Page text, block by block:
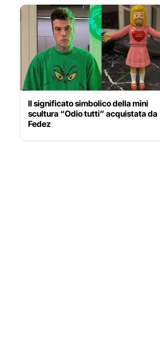
Il significato simbolico della mini
scultura “Odio tutti” acquistata da
Fedez